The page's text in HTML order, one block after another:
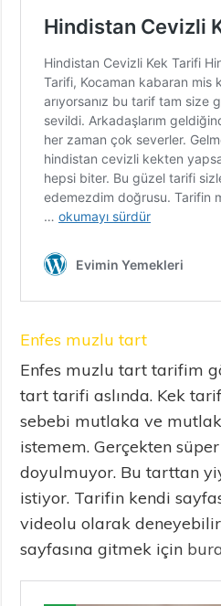
Enfes muzlu tart
Enfes muzlu tart tarifim
tart tarifi aslında. Kek
sebebi mutlaka ve
istemem. Gerçekten
doyulmuyor. Bu tarttan
istiyor. Tarifin kendi
videolu olarak
sayfasına gitmek için